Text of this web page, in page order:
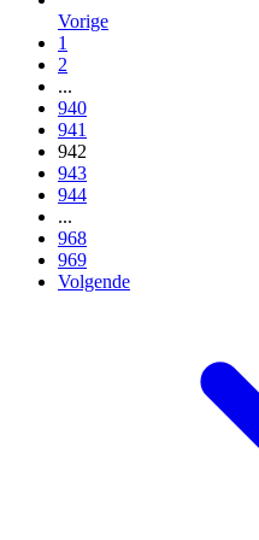
Vorige
1
2
...
940
941
942
943
944
...
968
969
Volgende